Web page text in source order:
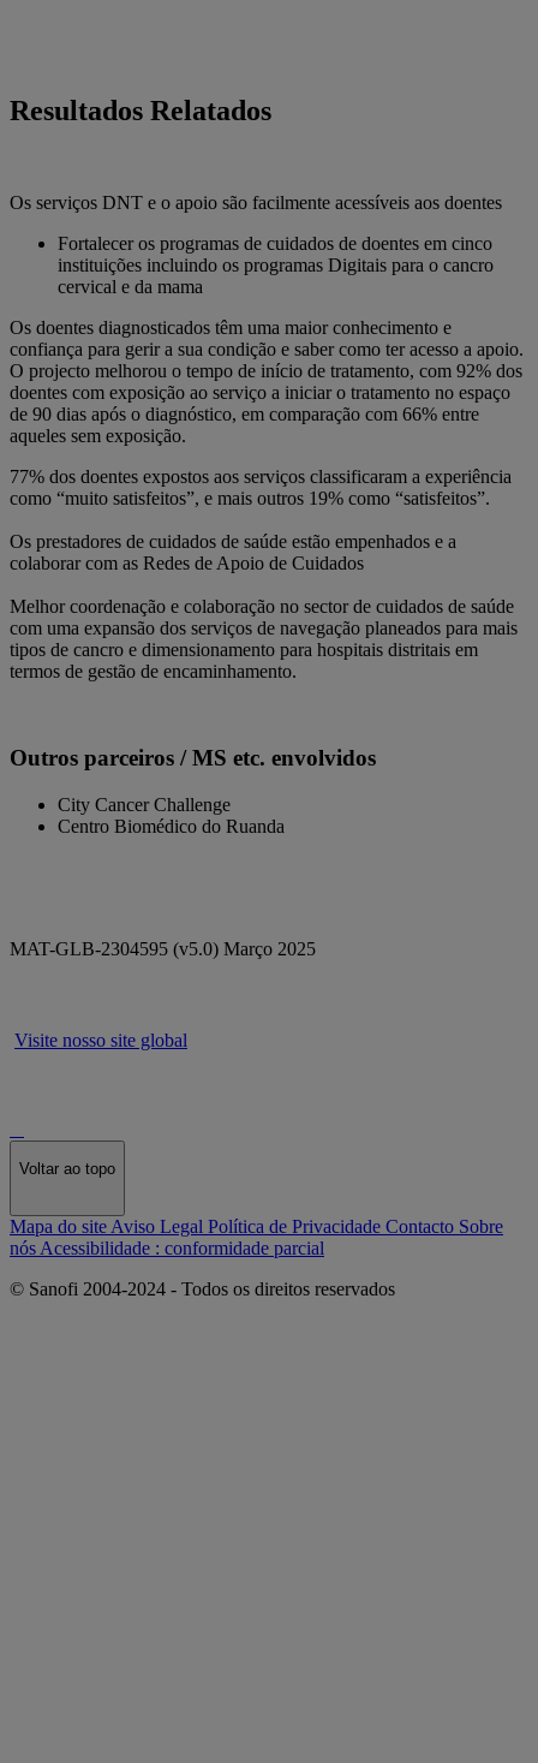
Resultados Relatados
Os serviços DNT e o apoio são facilmente acessíveis aos doentes
Fortalecer os programas de cuidados de doentes em cinco
instituições incluindo os programas Digitais para o cancro
cervical e da mama
Os doentes diagnosticados têm uma maior conhecimento e
confiança para gerir a sua condição e saber como ter acesso a apoio.
O projecto melhorou o tempo de início de tratamento, com 92% dos
doentes com exposição ao serviço a iniciar o tratamento no espaço
de 90 dias após o diagnóstico, em comparação com 66% entre
aqueles sem exposição.
77% dos doentes expostos aos serviços classificaram a experiência
como “muito satisfeitos”, e mais outros 19% como “satisfeitos”.
Os prestadores de cuidados de saúde estão empenhados e a
colaborar com as Redes de Apoio de Cuidados
Melhor coordenação e colaboração no sector de cuidados de saúde
com uma expansão dos serviços de navegação planeados para mais
tipos de cancro e dimensionamento para hospitais distritais em
termos de gestão de encaminhamento.
Outros parceiros / MS etc. envolvidos
City Cancer Challenge
Centro Biomédico do Ruanda
MAT-GLB-2304595 (v5.0) Março 2025
Visite nosso site global
Voltar ao topo
Mapa do site Aviso Legal Política de Privacidade Contacto Sobre
nós Acessibilidade : conformidade parcial
© Sanofi 2004-2024 - Todos os direitos reservados